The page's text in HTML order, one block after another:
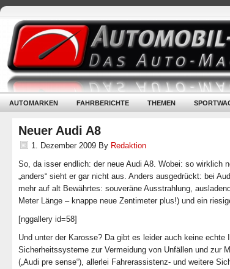
AUTOMARKEN FAHRBERICHTE THEMEN
Neuer Audi A8
1. Dezember 2009 By Redaktion
So, da isser endlich: der neue Audi A8. Wobei: so wirklich
„anders“ sieht er gar nicht aus. Anders ausgedrückt: bei
mehr auf alt Bewährtes: souveräne Ausstrahlung,
Meter Länge – knappe neue Zentimeter plus!) und ein
[nggallery id=58]
Und unter der Karosse? Da gibt es leider auch keine echte
Sicherheitssysteme zur Vermeidung von Unfällen und zur
(„Audi pre sense“), allerlei Fahrerassistenz- und weitere